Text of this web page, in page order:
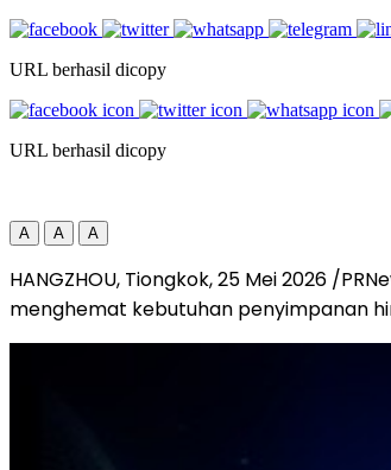
URL berhasil dicopy
URL berhasil dicopy
A A A
HANGZHOU, Tiongkok, 25 Mei 2026 /
menghemat kebutuhan penyimpanan